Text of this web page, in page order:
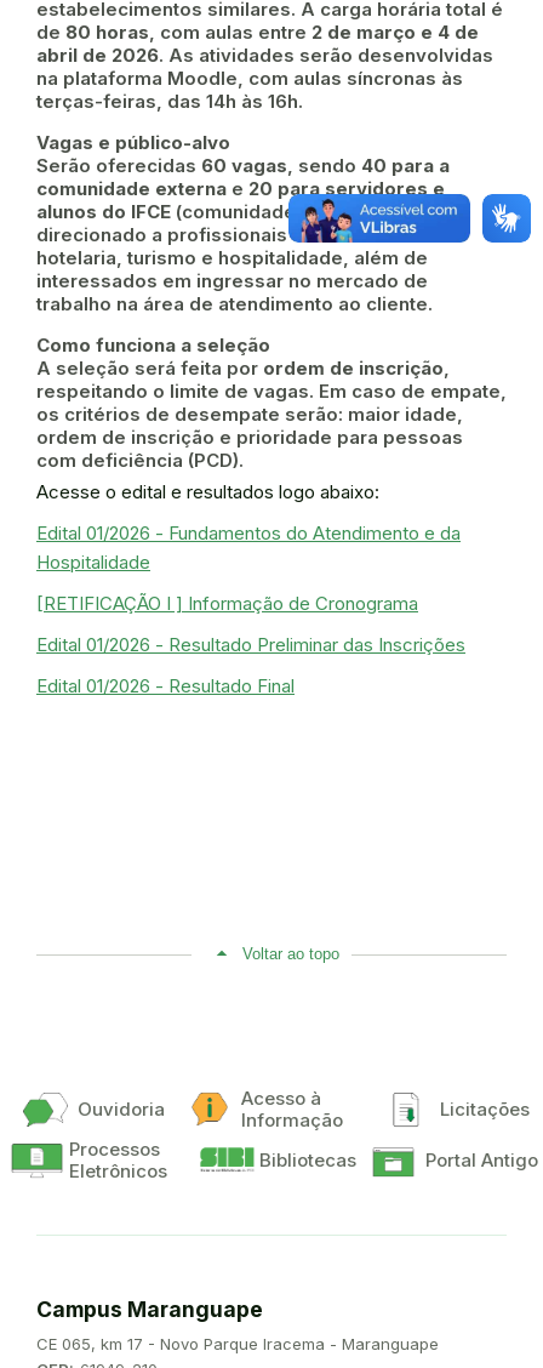
estabelecimentos similares. A carga horária total é
de 80 horas, com aulas entre 2 de março e 4 de
abril de 2026. As atividades serão desenvolvidas
na plataforma Moodle, com aulas síncronas às
terças-feiras, das 14h às 16h.
Vagas e público-alvo
Serão oferecidas 60 vagas, sendo 40 para a
comunidade externa e 20 para servidores e
alunos do IFCE (comunidade interna). O curso é
direcionado a profissionais e estudantes de
hotelaria, turismo e hospitalidade, além de
interessados em ingressar no mercado de
trabalho na área de atendimento ao cliente.
Como funciona a seleção
A seleção será feita por ordem de inscrição,
respeitando o limite de vagas. Em caso de empate,
os critérios de desempate serão: maior idade,
ordem de inscrição e prioridade para pessoas
com deficiência (PCD).
Acesse o edital e resultados logo abaixo:
Edital 01/2026 - Fundamentos do Atendimento e da
Hospitalidade
[RETIFICAÇÃO I ] Informação de Cronograma
Edital 01/2026 - Resultado Preliminar das Inscrições
Edital 01/2026 - Resultado Final
Voltar ao topo
Ouvidoria
Acesso à
Informação
Licitações
Processos
Eletrônicos
Bibliotecas Portal Antigo
Campus Maranguape
Endereço:
CE 065, km 17 - Novo Parque Iracema - Maranguape